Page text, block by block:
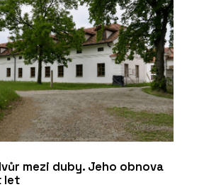
mezi duby. Jeho obnova
let